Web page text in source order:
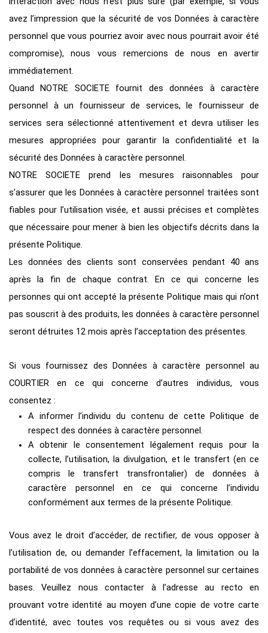
avez l’impression que la sécurité de vos Données à caractère
personnel que vous pourriez avoir avec nous pourrait avoir été
compromise), nous vous remercions de nous en avertir
immédiatement.
Quand NOTRE SOCIETE fournit des données à caractère
personnel à un fournisseur de services, le fournisseur de
services sera sélectionné attentivement et devra utiliser les
mesures appropriées pour garantir la confidentialité et la
sécurité des Données à caractère personnel.
NOTRE SOCIETE prend les mesures raisonnables pour
s’assurer que les Données à caractère personnel traitées sont
fiables pour l’utilisation visée, et aussi précises et complètes
que nécessaire pour mener à bien les objectifs décrits dans la
présente Politique.
Les données des clients sont conservées pendant 40 ans
après la fin de chaque contrat. En ce qui concerne les
personnes qui ont accepté la présente Politique mais qui n’ont
pas souscrit à des produits, les données à caractère personnel
seront détruites 12 mois après l’acceptation des présentes.
Si vous fournissez des Données à caractère personnel au
COURTIER en ce qui concerne d’autres individus, vous
consentez :
A informer l’individu du contenu de cette Politique de
respect des données à caractère personnel.
A obtenir le consentement légalement requis pour la
collecte, l’utilisation, la divulgation, et le transfert (en ce
compris le transfert transfrontalier) de données à
caractère personnel en ce qui concerne l’individu
conformément aux termes de la présente Politique.
Vous avez le droit d’accéder, de rectifier, de vous opposer à
l’utilisation de, ou demander l’effacement, la limitation ou la
portabilité de vos données à caractère personnel sur certaines
bases. Veuillez nous contacter à l’adresse au recto en
prouvant votre identité au moyen d’une copie de votre carte
d’identité, avec toutes vos requêtes ou si vous avez des